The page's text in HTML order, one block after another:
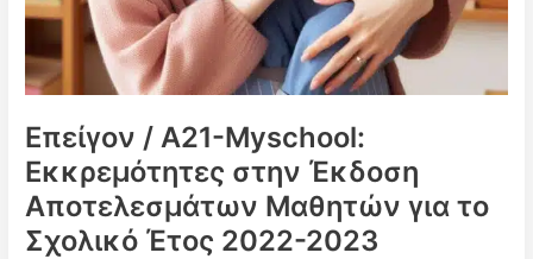
Επείγον / Α21-Myschool:
Εκκρεμότητες στην Έκδοση
Αποτελεσμάτων Μαθητών για το
Σχολικό Έτος 2022-2023